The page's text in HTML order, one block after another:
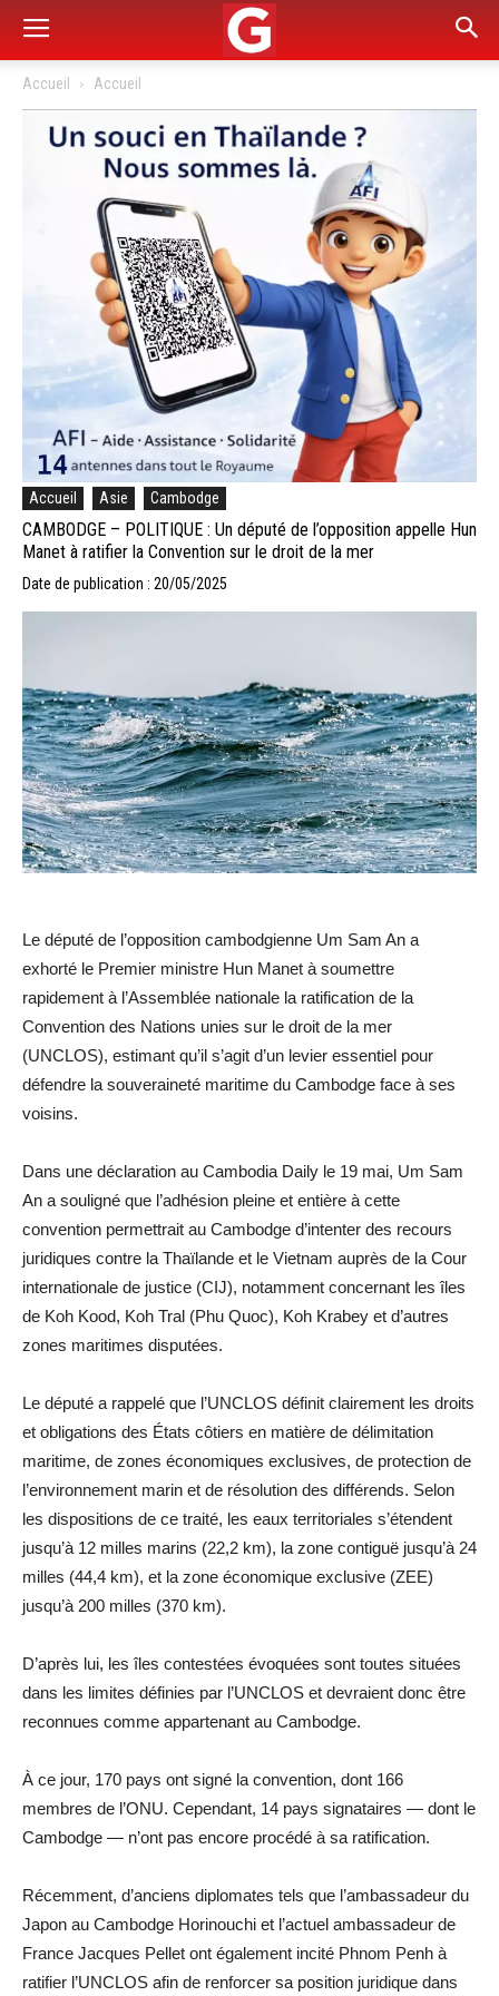
Accueil Accueil
Accueil Asie Cambodge
CAMBODGE – POLITIQUE : Un député de l’opposition appelle Hun
Manet à ratifier la Convention sur le droit de la mer
Date de publication : 20/05/2025
Le député de l’opposition cambodgienne Um Sam An a
exhorté le Premier ministre Hun Manet à soumettre
rapidement à l’Assemblée nationale la ratification de la
Convention des Nations unies sur le droit de la mer
(UNCLOS), estimant qu’il s’agit d’un levier essentiel pour
défendre la souveraineté maritime du Cambodge face à ses
voisins.
Dans une déclaration au Cambodia Daily le 19 mai, Um Sam
An a souligné que l’adhésion pleine et entière à cette
convention permettrait au Cambodge d’intenter des recours
juridiques contre la Thaïlande et le Vietnam auprès de la Cour
internationale de justice (CIJ), notamment concernant les îles
de Koh Kood, Koh Tral (Phu Quoc), Koh Krabey et d’autres
zones maritimes disputées.
Le député a rappelé que l’UNCLOS définit clairement les droits
et obligations des États côtiers en matière de délimitation
maritime, de zones économiques exclusives, de protection de
l’environnement marin et de résolution des différends. Selon
les dispositions de ce traité, les eaux territoriales s’étendent
jusqu’à 12 milles marins (22,2 km), la zone contiguë jusqu’à 24
milles (44,4 km), et la zone économique exclusive (ZEE)
jusqu’à 200 milles (370 km).
D’après lui, les îles contestées évoquées sont toutes situées
dans les limites définies par l’UNCLOS et devraient donc être
reconnues comme appartenant au Cambodge.
À ce jour, 170 pays ont signé la convention, dont 166
membres de l’ONU. Cependant, 14 pays signataires — dont le
Cambodge — n’ont pas encore procédé à sa ratification.
Récemment, d’anciens diplomates tels que l’ambassadeur du
Japon au Cambodge Horinouchi et l’actuel ambassadeur de
France Jacques Pellet ont également incité Phnom Penh à
ratifier l’UNCLOS afin de renforcer sa position juridique dans